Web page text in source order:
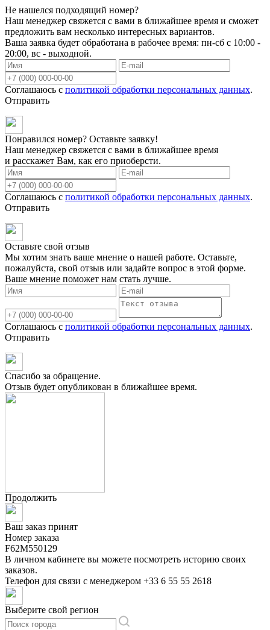
Не нашелся подходящий номер?
Наш менеджер свяжется с вами в ближайшее время и сможет
предложить вам несколько интересных вариантов.
Ваша заявка будет обработана в рабочее время: пн-сб с 10:00 -
20:00, вс - выходной.
Соглашаюсь с политикой обработки персональных данных.
Отправить
Понравился номер? Оставьте заявку!
Наш менеджер свяжется с вами в ближайшее время
и расскажет Вам, как его приоберсти.
Соглашаюсь с политикой обработки персональных данных.
Отправить
Оставьте свой отзыв
Мы хотим знать ваше мнение о нашей работе. Оставьте,
пожалуйста, свой отзыв или задайте вопрос в этой форме.
Ваше мнение поможет нам стать лучше.
Соглашаюсь с политикой обработки персональных данных.
Отправить
Спасибо за обращение.
Отзыв будет опубликован в ближайшее время.
Продолжить
Ваш заказ принят
Номер заказа
F62M550129
В личном кабинете вы можете посмотреть историю своих
заказов.
Телефон для связи с менеджером +33 6 55 55 2618
Выберите свой регион